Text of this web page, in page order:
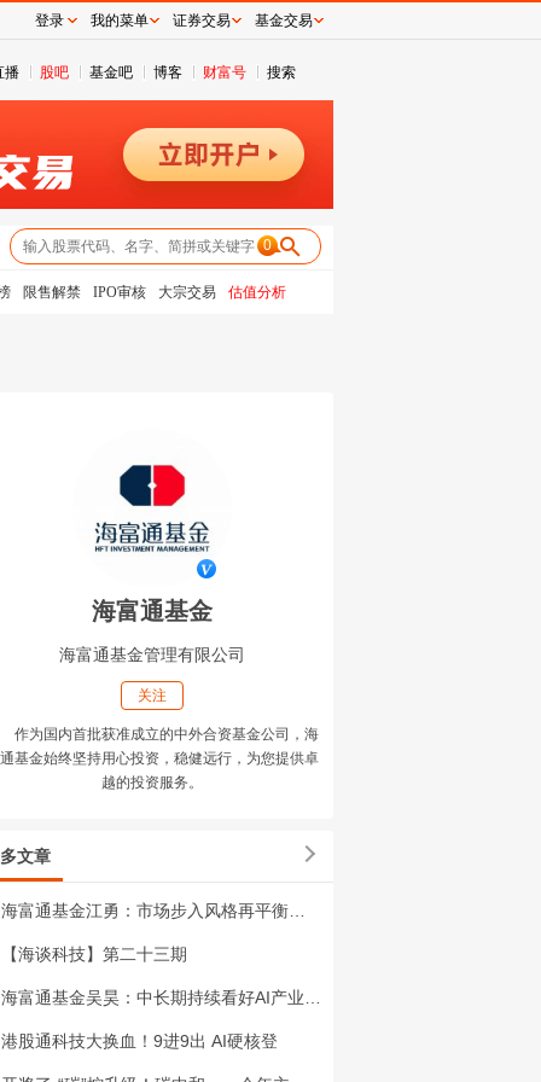
播 股吧 基金吧 博客 财富号 搜索
0
限售解禁 IPO审核 大宗交易 估值分析
海富通基金
海富通基金管理有限公司
关注
作为国内首批获准成立的中外合资基金公司，海
基金始终坚持用心投资，稳健远行，为您提供卓
越的投资服务。
文章
【海谈科技】第二十三期
港股通科技大换血！9进9出 AI硬核登
登录 我的菜单 证券交易 基金交易